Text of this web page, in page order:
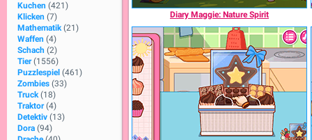
Kuchen (421)
Klicken (7)
Mathematik (21)
Waffen (4)
Schach (2)
Tier (1556)
Puzzlespiel (461)
Zombies (33)
Truck (18)
Traktor (4)
Detektiv (13)
Dora (94)
Diary Maggie: Nature Spirit